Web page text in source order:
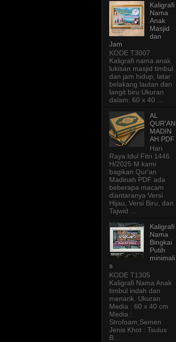
Kaligrafi
Nama
Anak
Masjid
dan
Jam
KODE T3007
Kaligrafi nama anak
lukisan masjid timbul
dan jam hidup, latar
belakang lautan dan
langit biru Ukuran
dalam: 60 x 40 ...
AL
QUR'AN
MADIN
AH PDF
Hari
Raya Idul Fitri 1446
H/2025 M kami
bagikan Qur'an
Madinah PDF ada
beberapa macam
diantaranya Versi
Hijau, Versi Biru, dan
Tajwid ...
Kaligrafi
Nama
Bingkai
Putih
minimali
s
KODE T1305
Kaligrafi Nama Anak
timbul indah dan
menarik. Ukuran
Media : 60 x 40 cm
Media :
Strofoam,Semen
Jenis Khot : Tsulus
B...